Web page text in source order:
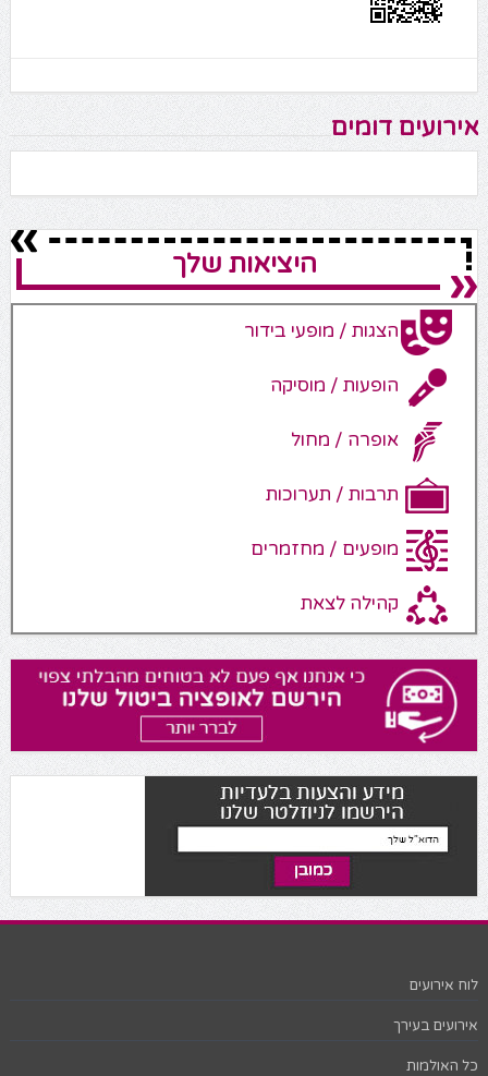
אירועים דומים
היציאות שלך
הצגות / מופעי בידור
הופעות / מוסיקה
אופרה / מחול
תרבות / תערוכות
מופעים / מחזמרים
קהילה לצאת
לוח אירועים
אירועים בעירך
כל האולמות